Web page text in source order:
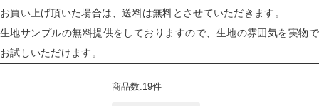
お買い上げ頂いた場合は、送料は無料とさせていただきます。
生地サンプルの無料提供をしておりますので、生地の雰囲気を実物で
お試しいただけます。
商品数:19件